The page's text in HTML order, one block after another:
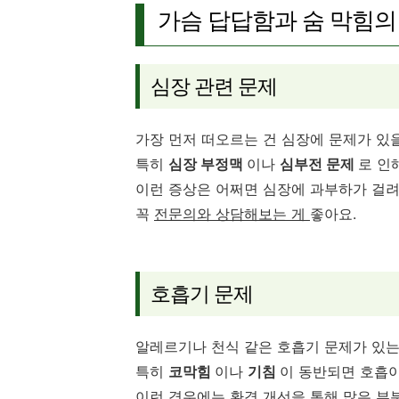
가슴 답답함과 숨 막힘
심장 관련 문제
가장 먼저 떠오르는 건 심장에 문제가 있
특히 심장 부정맥 이나 심부전 문제 로 인
이런 증상은 어쩌면 심장에 과부하가 걸
꼭 전문의와 상담해보는 게 좋아요.
호흡기 문제
알레르기나 천식 같은 호흡기 문제가 있
특히 코막힘 이나 기침 이 동반되면 호흡